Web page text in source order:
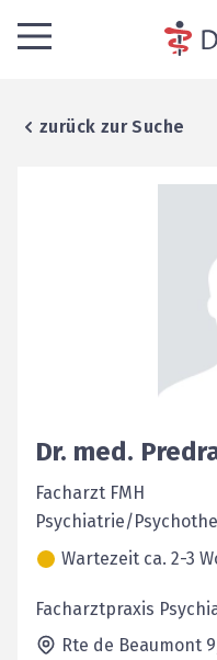
zurück zur Suche
Dr. med.
Facharzt FMH
Psychiatrie/
Wartezeit ca. 2-3
Facharztpraxis
Rte de Beaumont